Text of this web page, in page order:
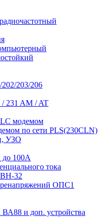
203/206
231 AM / AT
модемом
по сети PLS(230CLN)
УЗО
до 100A
тока
ВН-32
ОПС1
и доп. устройства